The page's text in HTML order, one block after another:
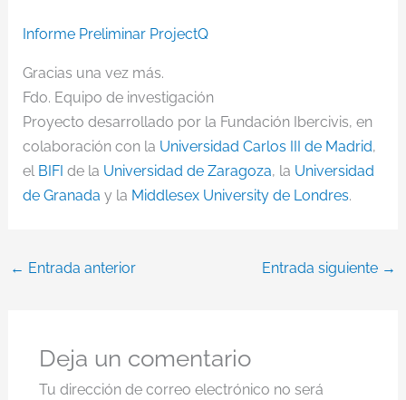
Informe Preliminar ProjectQ
Gracias una vez más.
Fdo. Equipo de investigación
Proyecto desarrollado por la Fundación Ibercivis, en
colaboración con la Universidad Carlos III de Madrid,
el BIFI de la Universidad de Zaragoza, la Universidad
de Granada y la Middlesex University de Londres.
← Entrada anterior Entrada siguiente →
Deja un comentario
Tu dirección de correo electrónico no será